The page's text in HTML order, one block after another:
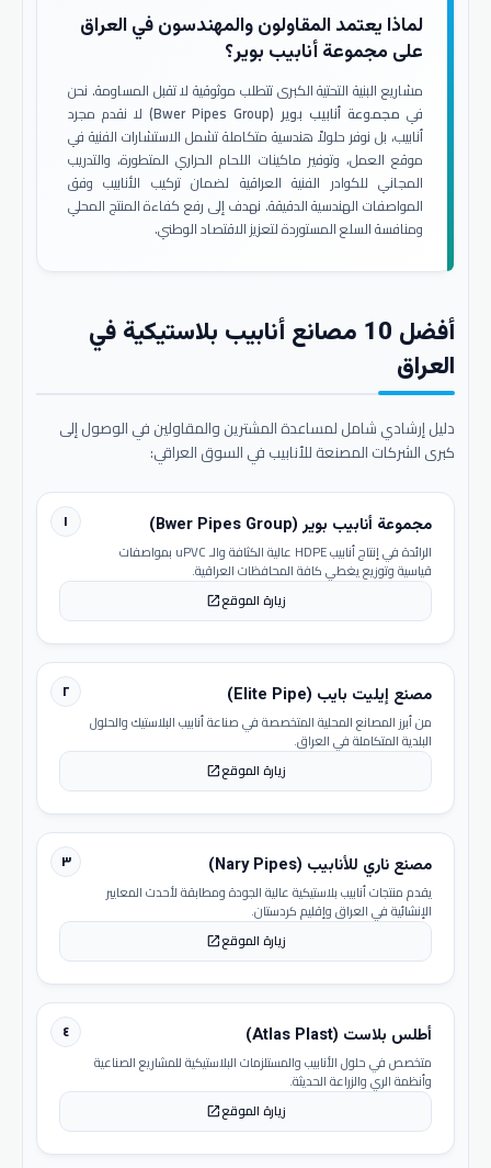
لماذا يعتمد المقاولون والمهندسون في العراق
على مجموعة أنابيب بوير؟
مشاريع البنية التحتية الكبرى تتطلب موثوقية لا تقبل المساومة. نحن
في مجموعة أنابيب بوير (Bwer Pipes Group)
لا نقدم مجرد
أنابيب، بل نوفر حلولاً هندسية متكاملة تشمل الاستشارات الفنية في
موقع العمل، وتوفير ماكينات اللحام الحراري المتطورة، والتدريب
المجاني للكوادر الفنية العراقية لضمان تركيب الأنابيب وفق
المواصفات الهندسية الدقيقة. نهدف إلى رفع كفاءة المنتج المحلي
ومنافسة السلع المستوردة لتعزيز الاقتصاد الوطني.
أفضل 10 مصانع أنابيب بلاستيكية في
العراق
دليل إرشادي شامل لمساعدة المشترين والمقاولين في الوصول إلى
كبرى الشركات المصنعة للأنابيب في السوق العراقي:
١ مجموعة أنابيب بوير (Bwer Pipes Group)
الرائدة في إنتاج أنابيب HDPE عالية الكثافة والـ uPVC بمواصفات
قياسية وتوزيع يغطي كافة المحافظات العراقية.
زيارة الموقعopen_in_new
٢ مصنع إيليت بايب (Elite Pipe)
من أبرز المصانع المحلية المتخصصة في صناعة أنابيب البلاستيك والحلول
البلدية المتكاملة في العراق.
زيارة الموقعopen_in_new
٣ مصنع ناري للأنابيب (Nary Pipes)
يقدم منتجات أنابيب بلاستيكية عالية الجودة ومطابقة لأحدث المعايير
الإنشائية في العراق وإقليم كردستان.
زيارة الموقعopen_in_new
٤ أطلس بلاست (Atlas Plast)
متخصص في حلول الأنابيب والمستلزمات البلاستيكية للمشاريع الصناعية
وأنظمة الري والزراعة الحديثة.
زيارة الموقعopen_in_new